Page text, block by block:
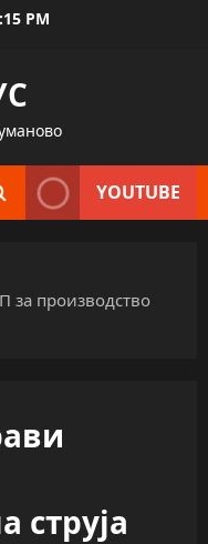
PM
YOUTUBE
за производство
струја